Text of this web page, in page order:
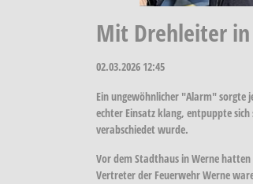
Mit Drehleiter in
02.03.2026 12:45
Ein ungewöhnlicher "Alarm" sorgte
echter Einsatz klang, entpuppte
verabschiedet wurde.
Vor dem Stadthaus in Werne
Vertreter der Feuerwehr Werne